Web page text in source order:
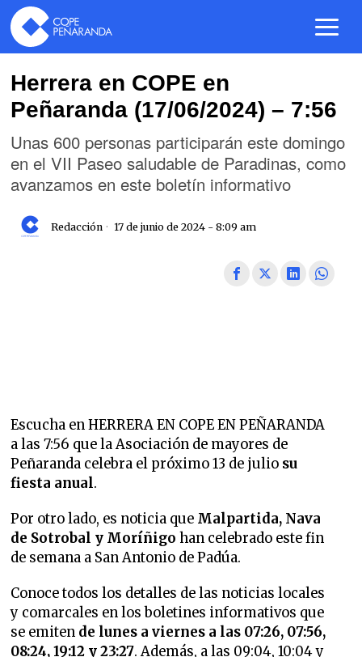
Herrera en COPE en
Peñaranda (17/06/2024) – 7:56
Unas 600 personas participarán este domingo
en el VII Paseo saludable de Paradinas, como
avanzamos en este boletín informativo
Redacción 17 de junio de 2024 - 8:09 am
Escucha en HERRERA EN COPE EN PEÑARANDA
a las 7:56 que la Asociación de mayores de
Peñaranda celebra el próximo 13 de julio su
fiesta anual.
Por otro lado, es noticia que Malpartida, Nava
de Sotrobal y Moríñigo han celebrado este fin
de semana a San Antonio de Padúa.
Conoce todos los detalles de las noticias locales
y comarcales en los boletines informativos que
se emiten de lunes a viernes a las 07:26, 07:56,
08:24, 19:12 y 23:27. Además, a las 09:04, 10:04 y